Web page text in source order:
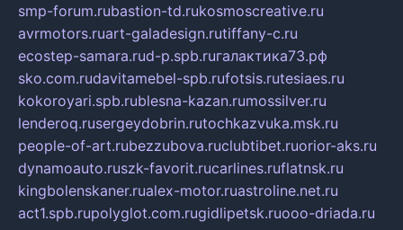
smp-forum.rubastion-td.rukosmoscreative.ru
avrmotors.ruart-galadesign.rutiffany-c.ru
ecostep-samara.rud-p.spb.ruгалактика73.рф
sko.com.rudavitamebel-spb.rufotsis.rutesiaes.ru
kokoroyari.spb.rublesna-kazan.rumossilver.ru
lenderoq.rusergeydobrin.rutochkazvuka.msk.ru
people-of-art.rubezzubova.ruclubtibet.ruorior-aks.ru
dynamoauto.ruszk-favorit.rucarlines.ruflatnsk.ru
kingbolenskaner.rualex-motor.ruastroline.net.ru
act1.spb.rupolyglot.com.rugidlipetsk.ruooo-driada.ru